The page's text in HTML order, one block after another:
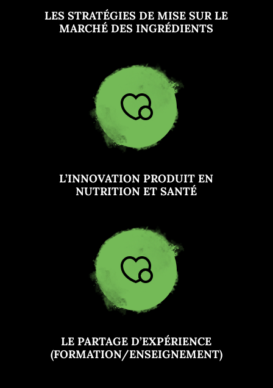
LES STRATÉGIES DE MISE SUR LE
MARCHÉ DES INGRÉDIENTS
L’INNOVATION PRODUIT EN
NUTRITION ET SANTÉ
LE PARTAGE D’EXPÉRIENCE
(FORMATION/ENSEIGNEMENT)